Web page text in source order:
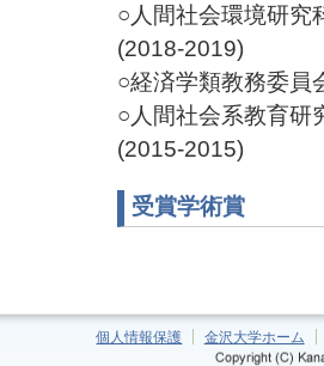
○人間社会環境研
(2018-2019)
○経済学類教務委
○人間社会系教育
(2015-2015)
受賞学術賞
個人情報保護 金沢大学ホーム